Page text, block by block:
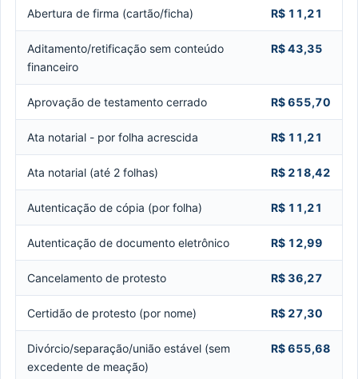
Abertura de firma (cartão/ficha) R$ 11,21
Aditamento/retificação sem conteúdo
financeiro
R$ 43,35
Aprovação de testamento cerrado R$ 655,70
Ata notarial - por folha acrescida R$ 11,21
Ata notarial (até 2 folhas) R$ 218,42
Autenticação de cópia (por folha) R$ 11,21
Autenticação de documento eletrônico R$ 12,99
Cancelamento de protesto R$ 36,27
Certidão de protesto (por nome) R$ 27,30
Divórcio/separação/união estável (sem
excedente de meação)
R$ 655,68